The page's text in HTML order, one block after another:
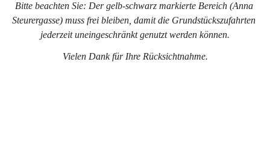
Bitte beachten Sie: Der gelb-schwarz markierte Bereich (Anna
Steurergasse) muss frei bleiben, damit die Grundstückszufahrten
jederzeit uneingeschränkt genutzt werden können.
Vielen Dank für Ihre Rücksichtnahme.